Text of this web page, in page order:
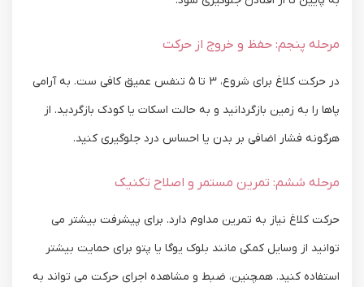
مرحله پنجم: حفظ و خروج از حرکت
در حرکت کلاغ برای شروع، ۳ تا ۵ تنفس عمیق کافی ‌ست. به ‌آرامی
پاها را به زمین بازگردانید و به حالت اسکات یا کودک بازگردید. از
هرگونه فشار اضافی بر بدن یا احساس درد جلوگیری کنید.
مرحله ششم: تمرین مستمر و اصلاح تکنیک
حرکت کلاغ نیاز به تمرین مداوم دارد. برای پیشرفت بیشتر می‌
توانید از وسایل کمکی مانند بلوک یوگا یا پتو برای حمایت بیشتر
استفاده کنید. همچنین، ضبط و مشاهده اجرای حرکت می ‌تواند به